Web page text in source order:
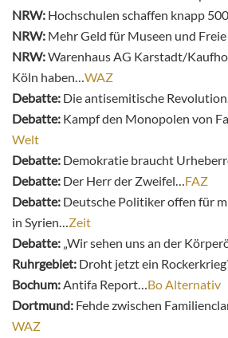
NRW: Hochschulen schaffen knapp
NRW: Mehr Geld für Museen und Freie
NRW:Warenhaus AG Karstadt/
Köln haben… WAZ
Debatte: Die antisemitische
Debatte: Kampf den Monopolen von
Welt
Debatte: Demokratie braucht
Debatte: Der Herr der Zweifel… FAZ
Debatte: Deutsche Politiker offen für
in Syrien… Zeit
Debatte: „Wir sehen uns an der
Ruhrgebiet: Droht jetzt ein
Bochum: Antifa Report… Bo Alternativ
Dortmund: Fehde zwischen
WAZ